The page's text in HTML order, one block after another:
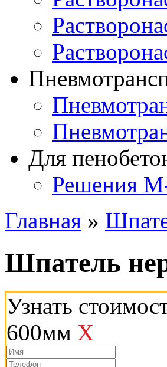
Для
Решения
Главная »
Шпатель
Узнать
600мм X